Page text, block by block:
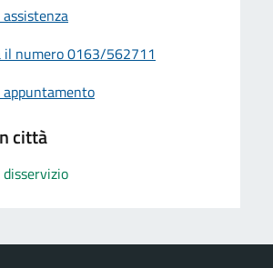
il numero 0163/562711
appuntamento
città